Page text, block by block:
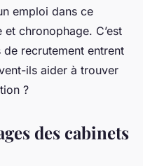
emploi dans ce
chronophage. C’est
recrutement entrent
ils aider à trouver
?
des cabinets